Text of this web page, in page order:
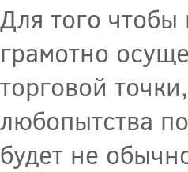
Для того
грамотно
торговой
любопытства
будет не